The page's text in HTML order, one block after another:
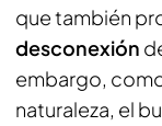
que también
desconexión
embargo,
naturaleza, el